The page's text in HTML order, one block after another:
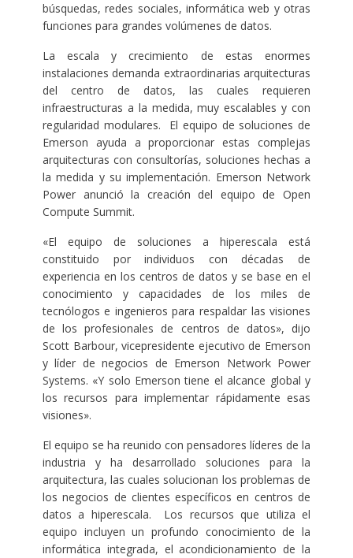
búsquedas, redes sociales, informática web y otras
funciones para grandes volúmenes de datos.
La escala y crecimiento de estas enormes
instalaciones demanda extraordinarias arquitecturas
del centro de datos, las cuales requieren
infraestructuras a la medida, muy escalables y con
regularidad modulares. El equipo de soluciones de
Emerson ayuda a proporcionar estas complejas
arquitecturas con consultorías, soluciones hechas a
la medida y su implementación. Emerson Network
Power anunció la creación del equipo de Open
Compute Summit.
«El equipo de soluciones a hiperescala está
constituido por individuos con décadas de
experiencia en los centros de datos y se base en el
conocimiento y capacidades de los miles de
tecnólogos e ingenieros para respaldar las visiones
de los profesionales de centros de datos», dijo
Scott Barbour, vicepresidente ejecutivo de Emerson
y líder de negocios de Emerson Network Power
Systems. «Y solo Emerson tiene el alcance global y
los recursos para implementar rápidamente esas
visiones».
El equipo se ha reunido con pensadores líderes de la
industria y ha desarrollado soluciones para la
arquitectura, las cuales solucionan los problemas de
los negocios de clientes específicos en centros de
datos a hiperescala. Los recursos que utiliza el
equipo incluyen un profundo conocimiento de la
informática integrada, el acondicionamiento de la